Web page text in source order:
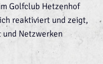
Golfclub Hetzenhof
reaktiviert und zeigt,
Netzwerken